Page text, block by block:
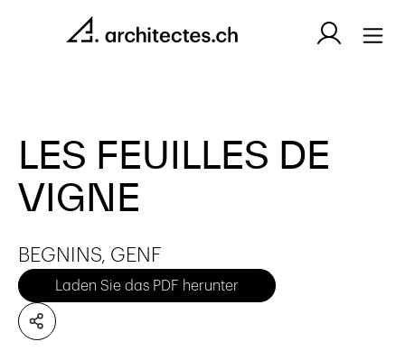
LES FEUILLES DE
VIGNE
BEGNINS, GENF
Laden Sie das PDF herunter